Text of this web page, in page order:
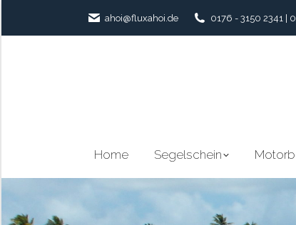
ahoi@fluxahoi.de 0176 - 3150 2341 |
Home Segelschein
Home Segelschein